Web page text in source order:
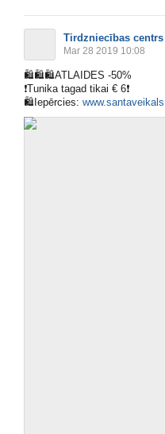
Tirdzniecības centrs
Mar 28 2019 10:08
🛍🛍🛍ATLAIDES -50%
❗️Tunika tagad tikai € 6❗️
🛍 Iepērcies: